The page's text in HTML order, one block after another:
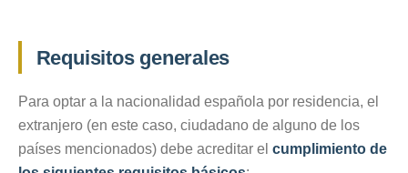
Requisitos generales
Para optar a la nacionalidad española por residencia, el
extranjero (en este caso, ciudadano de alguno de los
países mencionados) debe acreditar el cumplimiento de